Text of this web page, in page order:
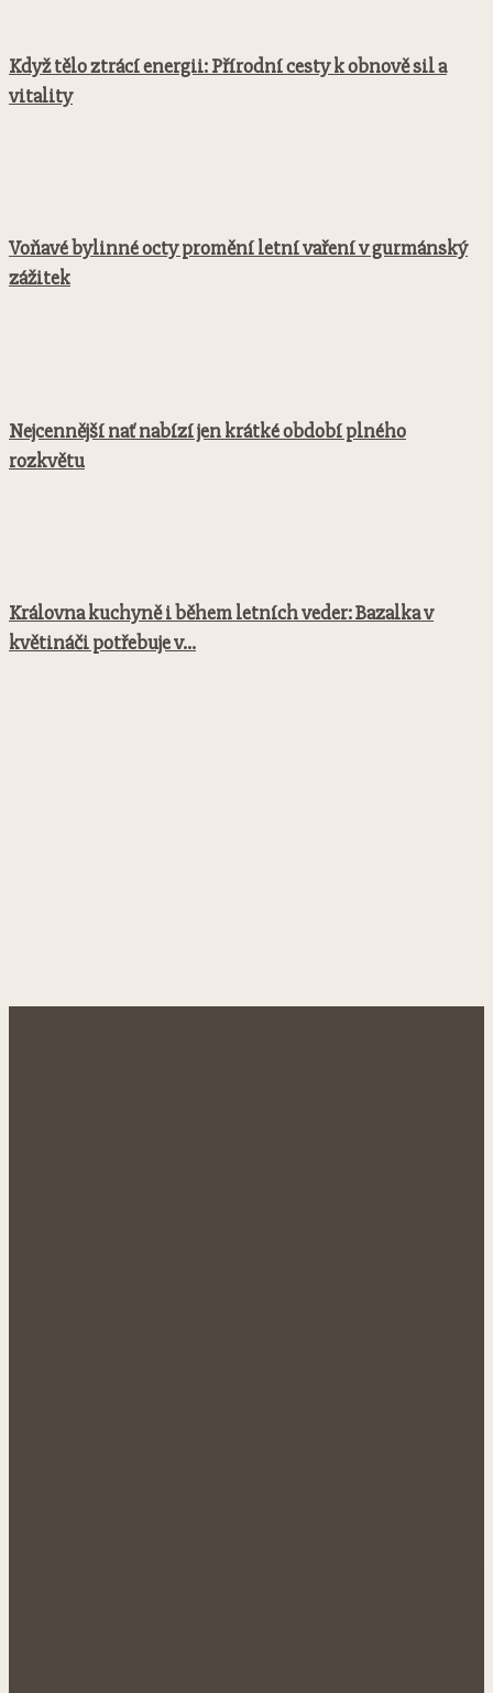
Když tělo ztrácí energii: Přírodní cesty k obnově sil a
vitality
Voňavé bylinné octy promění letní vaření v gurmánský
zážitek
Nejcennější nať nabízí jen krátké období plného
rozkvětu
Královna kuchyně i během letních veder: Bazalka v
květináči potřebuje v...